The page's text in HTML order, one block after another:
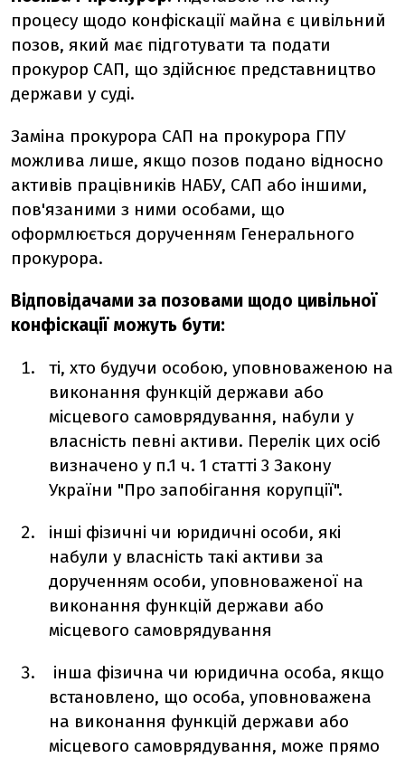
процесу щодо конфіскації майна є цивільний
позов, який має підготувати та подати
прокурор САП, що здійснює представництво
держави у суді.
Заміна прокурора САП на прокурора ГПУ
можлива лише, якщо позов подано відносно
активів працівників НАБУ, САП або іншими,
пов'язаними з ними особами, що
оформлюється дорученням Генерального
прокурора.
Відповідачами за позовами щодо цивільної
конфіскації можуть бути:
ті, хто будучи особою, уповноваженою на
виконання функцій держави або
місцевого самоврядування, набули у
власність певні активи. Перелік цих осіб
визначено у п.1 ч. 1 статті 3 Закону
України "Про запобігання корупції".
інші фізичні чи юридичні особи, які
набули у власність такі активи за
дорученням особи, уповноваженої на
виконання функцій держави або
місцевого самоврядування
інша фізична чи юридична особа, якщо
встановлено, що особа, уповноважена
на виконання функцій держави або
місцевого самоврядування, може прямо